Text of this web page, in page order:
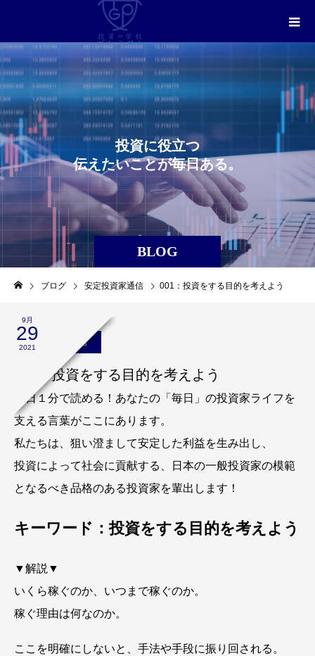
BLOG
投資に役立つ
伝え たいことが毎日ある。
ブログ 安定投資家通信 001：投資をする目的を考えよう
9月
29
2021
安定投資家通信
001：投資をする目的を考えよう
１日１分で読める！あなたの「毎日」の投資家ライフを
支える言葉がここにあります。
私たちは、狙い澄まして安定した利益を生み出し、
投資によって社会に貢献する、日本の一般投資家の模範
となるべき品格のある投資家を輩出します！
キーワード：投資をする目的を考えよう
▼解説▼
いくら稼ぐのか、いつまで稼ぐのか。
稼ぐ理由は何なのか。
ここを明確にしないと、手法や手段に振り回される。